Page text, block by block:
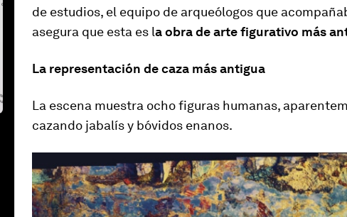
de estudios, el equipo de arqueólogos que
asegura que esta es la obra de arte figurativo más
La representación de caza más antigua
La escena muestra ocho figuras humanas,
cazando jabalís y bóvidos enanos.